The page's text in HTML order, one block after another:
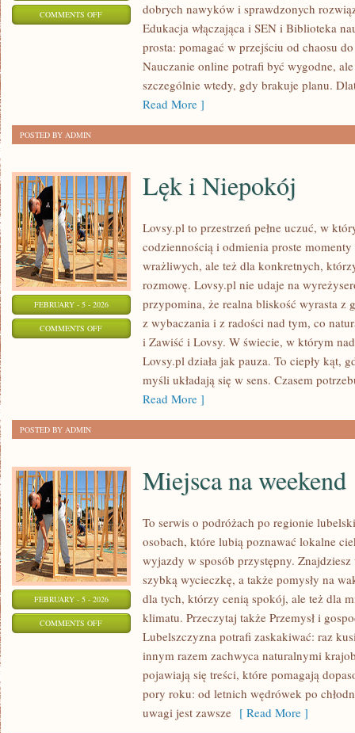
COMMENTS OFFON
dobrych nawyków i sprawdzonych
Edukacja włączająca i SEN i Biblioteka
prosta: pomagać w przejściu od chaosu
Nauczanie online potrafi być wygodne,
szczególnie wtedy, gdy brakuje planu.
Read More ]
POSTED BY ADMIN
FEBRUARY - 5 - 2026
COMMENTS OFFON
Lęk i Niepokój
Lovsy.pl to przestrzeń pełne uczuć, w
codziennością i odmienia proste
wrażliwych, ale też dla konkretnych,
rozmowę. Lovsy.pl nie udaje na
przypomina, że realna bliskość wyrasta z
z wybaczania i z radości nad tym, co
i Zawiść i Lovsy. W świecie, w którym
Lovsy.pl działa jak pauza. To ciepły kąt,
myśli układają się w sens. Czasem
Read More ]
POSTED BY ADMIN
FEBRUARY - 5 - 2026
COMMENTS OFFON
Miejsca na weekend
To serwis o podróżach po regionie
osobach, które lubią poznawać lokalne
wyjazdy w sposób przystępny.
szybką wycieczkę, a także pomysły na
dla tych, którzy cenią spokój, ale też dla
klimatu. Przeczytaj także Przemysł i
Lubelszczyzna potrafi zaskakiwać: raz
innym razem zachwyca naturalnymi
pojawiają się treści, które pomagają
pory roku: od letnich wędrówek po
uwagi jest zawsze [ Read More ]